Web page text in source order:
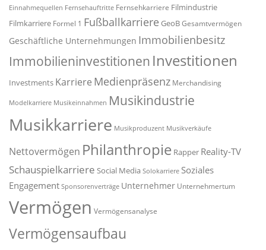
Einnahmequellen Fernsehauftritte Fernsehkarriere Filmindustrie
Filmkarriere Formel 1 Fußballkarriere GeoBGesamtvermögen
Geschäftliche Unternehmungen Immobilienbesitz
Immobilieninvestitionen Investitionen
Investments Karriere Medienpräsenz Merchandising
Modelkarriere Musikeinnahmen Musikindustrie
Musikkarriere Musikproduzent Musikverkäufe
Nettovermögen Philanthropie Rapper Reality-TV
Schauspielkarriere Social Media Solokarriere Soziales
Engagement Sponsorenverträge Unternehmer Unternehmertum
Vermögen Vermögensanalyse
Vermögensaufbau